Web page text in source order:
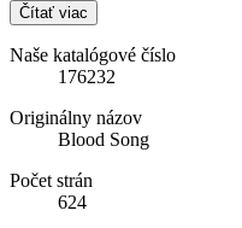
Čítať viac
Naše katalógové číslo
176232
Originálny názov
Blood Song
Počet strán
624